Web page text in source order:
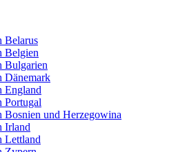
Belarus
Belgien
Bulgarien
Dänemark
England
Portugal
und Herzegowina
Irland
Lettland